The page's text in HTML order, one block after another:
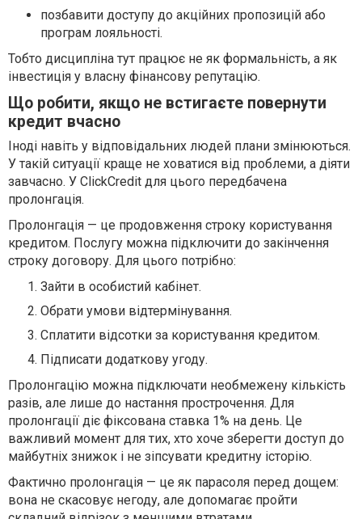
позбавити доступу до акційних пропозицій або
програм лояльності.
Тобто дисципліна тут працює не як формальність, а як
інвестиція у власну фінансову репутацію.
Що робити, якщо не встигаєте повернути
кредит вчасно
Іноді навіть у відповідальних людей плани змінюються.
У такій ситуації краще не ховатися від проблеми, а діяти
завчасно. У ClickCredit для цього передбачена
пролонгація.
Пролонгація — це продовження строку користування
кредитом. Послугу можна підключити до закінчення
строку договору. Для цього потрібно:
Зайти в особистий кабінет.
Обрати умови відтермінування.
Сплатити відсотки за користування кредитом.
Підписати додаткову угоду.
Пролонгацію можна підключати необмежену кількість
разів, але лише до настання прострочення. Для
пролонгації діє фіксована ставка 1% на день. Це
важливий момент для тих, хто хоче зберегти доступ до
майбутніх знижок і не зіпсувати кредитну історію.
Фактично пролонгація — це як парасоля перед дощем:
вона не скасовує негоду, але допомагає пройти